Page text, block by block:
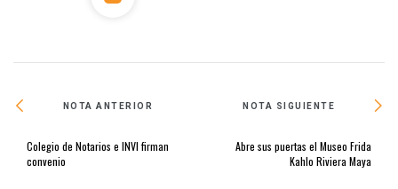
NOTA ANTERIOR
Colegio de Notarios e INVI firman
convenio
NOTA SIGUIENTE
Abre sus puertas el Museo Frida
Kahlo Riviera Maya